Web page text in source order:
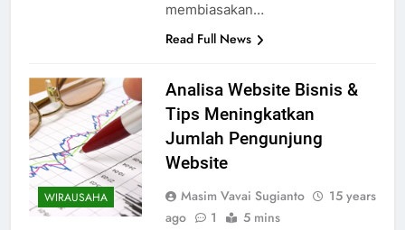
membiasakan…
Read Full News
WIRAUSAHA
Analisa Website Bisnis &
Tips Meningkatkan
Jumlah Pengunjung
Website
Masim Vavai Sugianto
15 years
ago
1 5 mins